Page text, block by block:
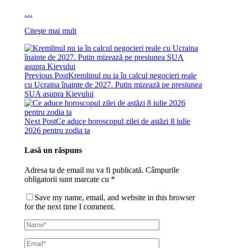
…
Citeşte mai mult
Previous PostKremlinul nu ia în calcul negocieri reale
cu Ucraina înainte de 2027. Putin mizează pe presiunea
SUA asupra Kievului
Next PostCe aduce horoscopul zilei de astăzi 8 iulie
2026 pentru zodia ta
Lasă un răspuns
Adresa ta de email nu va fi publicată. Câmpurile
obligatorii sunt marcate cu *
Save my name, email, and website in this browser
for the next time I comment.